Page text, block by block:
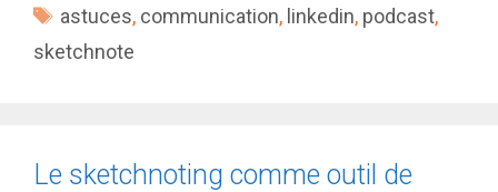
Étiquettes
astuces, communication, linkedin, podcast,
sketchnote
Le sketchnoting comme outil de